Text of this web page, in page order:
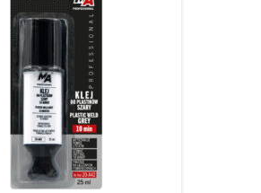
moich danych osobowych zamieszczonych w
AMTRA Sp. z o.o. z siedzibą w Sosnowcu (41-200) przy
na moje zapytanie. Zapoznałem/zapoznałam się z
dostępu do treści moich danych i możliwości ich
świadoma, iż moja zgoda może być odwołana w
będzie usunięciem mojego adresu bazy Amtra Sp. z o.o.
o ochronie danych osobowych z dnia 27
L 119 z 04.05.2016) informuję, iż:
Pana danych osobowych jest AMTRA Sp. z o.o.
(41-200), ul Schonów 3, zwana dalej Spółką,
przetwarzane będą w celu realizacji usługi
art. 6 ust. 1 lit. a ogólnego rozporządzenia
z dnia 27 kwietnia 2016 r.